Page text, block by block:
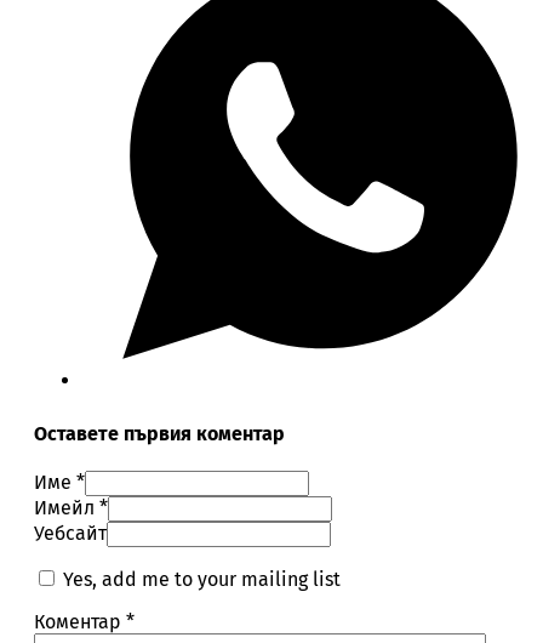
Оставете първия коментар
Име *
Имейл *
Уебсайт
Yes, add me to your mailing list
Коментар *